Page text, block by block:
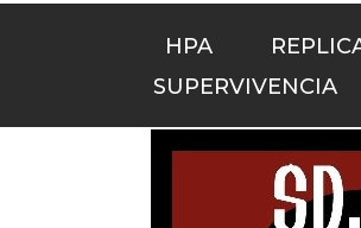
HPA
SUPERVIVENCIA